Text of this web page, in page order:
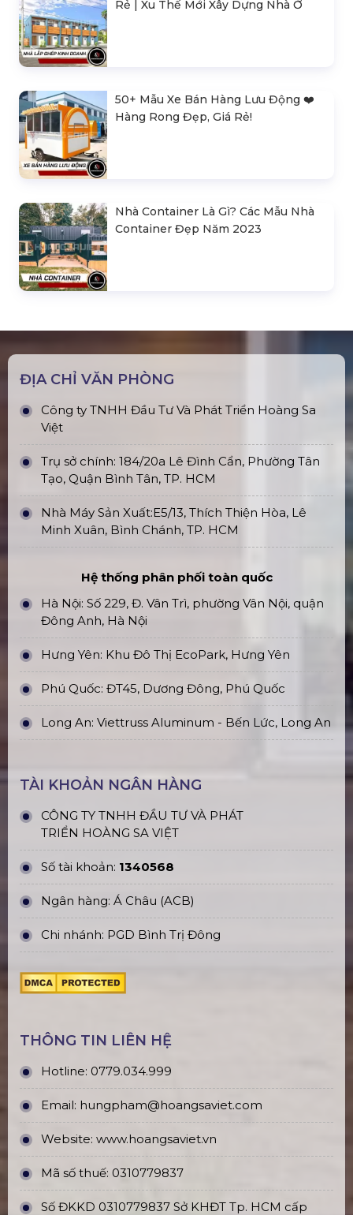
Rẻ | Xu Thế Mới Xây Dựng Nhà Ở
50+ Mẫu Xe Bán Hàng Lưu Động ❤️️
Hàng Rong Đẹp, Giá Rẻ!
Nhà Container Là Gì? Các Mẫu Nhà
Container Đẹp Năm 2023
ĐỊA CHỈ VĂN PHÒNG
Công ty TNHH Đầu Tư Và Phát Triển Hoàng Sa
Việt
Trụ sở chính: 184/20a Lê Đình Cẩn, Phường Tân
Tạo, Quận Bình Tân, TP. HCM
Nhà Máy Sản Xuất:E5/13, Thích Thiện Hòa, Lê
Minh Xuân, Bình Chánh, TP. HCM
Hệ thống phân phối toàn quốc
Hà Nội: Số 229, Đ. Vân Trì, phường Vân Nội, quận
Đông Anh, Hà Nội
Hưng Yên: Khu Đô Thị EcoPark, Hưng Yên
Phú Quốc: ĐT45, Dương Đông, Phú Quốc
Long An: Viettruss Aluminum - Bến Lức, Long An
TÀI KHOẢN NGÂN HÀNG
CÔNG TY TNHH ĐẦU TƯ VÀ PHÁT
TRIỂN HOÀNG SA VIỆT
Số tài khoản: 1340568
Ngân hàng: Á Châu (ACB)
Chi nhánh: PGD Bình Trị Đông
THÔNG TIN LIÊN HỆ
Hotline: 0779.034.999
Email: hungpham@hoangsaviet.com
Website: www.hoangsaviet.vn
Mã số thuế: 0310779837
Số ĐKKD 0310779837 Sở KHĐT Tp. HCM cấp